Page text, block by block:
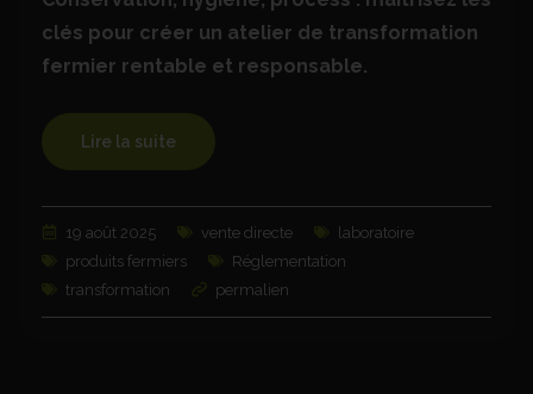
clés pour créer un atelier de transformation
fermier rentable et responsable.
Lire la suite
19 août 2025 vente directe
laboratoire
produits fermiers
Réglementation
transformation
permalien